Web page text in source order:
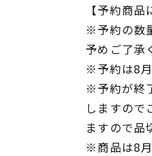
【予約商品
※予約の数
予めご了承
※予約は8
※予約が終
しますので
ますので品
※商品は8